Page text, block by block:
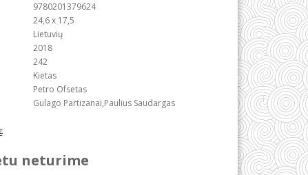
9780201379624
24,6 x 17,5
Lietuvių
2018
242
Kietas
Petro Ofsetas
Gulago Partizanai,Paulius Saudargas
neturime